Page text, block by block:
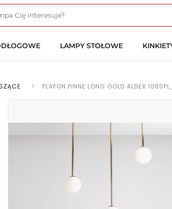
LAMPY STOŁOWE
> PLAFON PINNE LONG GOLD ALDEX